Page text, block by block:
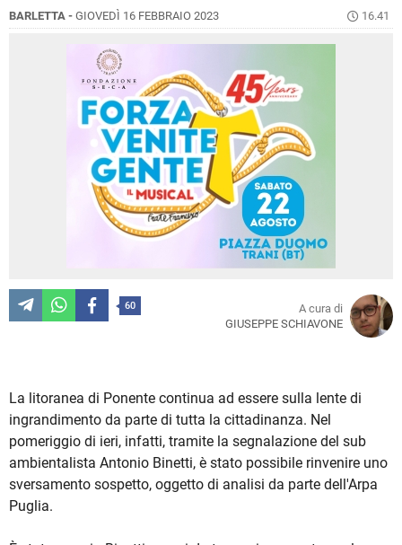
BARLETTA - GIOVEDÌ 16 FEBBRAIO 2023 16.41
60
A cura di
GIUSEPPE SCHIAVONE
La litoranea di Ponente continua ad essere sulla lente di
ingrandimento da parte di tutta la cittadinanza. Nel
pomeriggio di ieri, infatti, tramite la segnalazione del sub
ambientalista Antonio Binetti, è stato possibile rinvenire uno
sversamento sospetto, oggetto di analisi da parte dell'Arpa
Puglia.